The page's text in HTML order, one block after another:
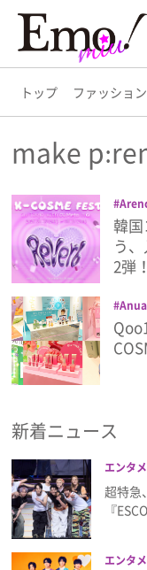
トップ ファッション
トップ
ファッション
ビューティー
カフェ・グルメ
エンタメ
ライフスタイル
プレゼント
インタビュー
フィルム
make
p:rem
イベ
ィー
韓
う
2弾
Anua
Glint
SIGNAL
VT
イク
新着ニュース
エンタメ
超特急
『
エンタメ